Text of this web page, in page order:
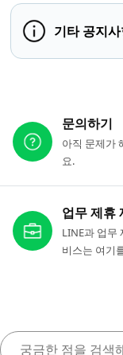
기타 공지
문의하기
아직 문제가
요.
업무 제휴
LINE과 업무
비스는 여기